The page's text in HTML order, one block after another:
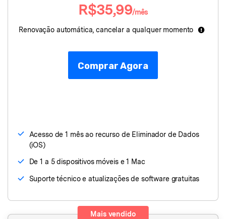
Encontre Mais Soluções
R$35,99/mês
Renovação automática, cancelar a qualquer momento
Comprar Agora
Acesso de 1 mês ao recurso de Eliminador de Dados
(iOS)
De 1 a 5 dispositivos móveis e 1 Mac
Suporte técnico e atualizações de software gratuitas
Mais vendido